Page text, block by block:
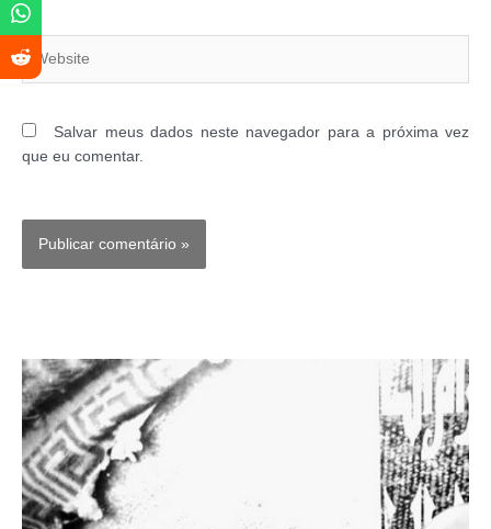
Website
Salvar meus dados neste navegador para a próxima vez
que eu comentar.